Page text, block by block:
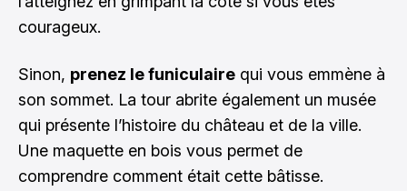
courageux.
Sinon, prenez le funiculaire qui vous emmène à
son sommet. La tour abrite également un musée
qui présente l’histoire du château et de la ville.
Une maquette en bois vous permet de
comprendre comment était cette bâtisse.